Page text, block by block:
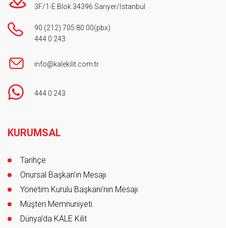
3F/1-E Blok 34396 Sarıyer/İstanbul
90 (212) 705 80 00(pbx)
444 0 243
info@kalekilit.com.tr
444 0 243
KURUMSAL
Tarihçe
Onursal Başkan'ın Mesajı
Yönetim Kurulu Başkanı’nın Mesajı
Müşteri Memnuniyeti
Dünya’da KALE Kilit